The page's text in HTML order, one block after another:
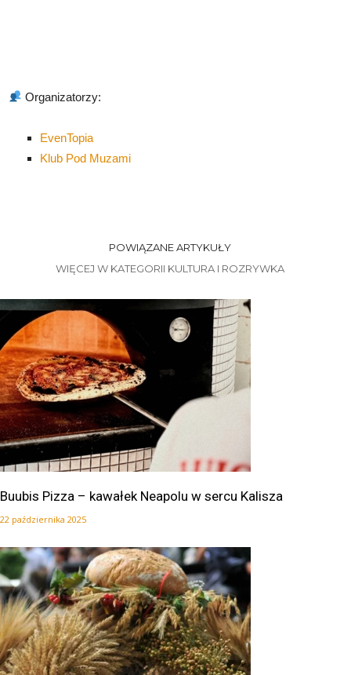
Organizatorzy:
EvenTopia
Klub Pod Muzami
POWIĄZANE ARTYKUŁY
WIĘCEJ W KATEGORII KULTURA I ROZRYWKA
Buubis Pizza – kawałek Neapolu w sercu Kalisza
22 października 2025